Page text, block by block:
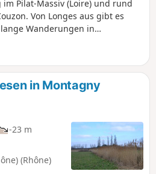
im Pilat-Massiv (Loire) und rund
Von Longes aus gibt es
Wanderungen in
in Montagny
-23 m
(Rhône)